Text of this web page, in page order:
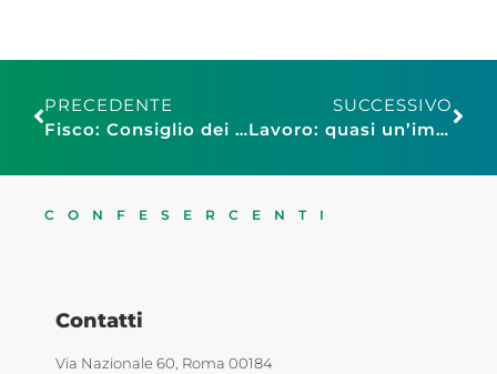
PRECEDENTE
Fisco: Consiglio dei Ministri, ok preliminare al decreto sulle sanzioni tributarie
SUCCESSIVO
Lavoro: quasi un’impresa su due nel commercio e nel turismo non trova personale. La causa è il mismatch tra domanda e offerta
CONFESERCENTI
Contatti
Via Nazionale 60, Roma 00184